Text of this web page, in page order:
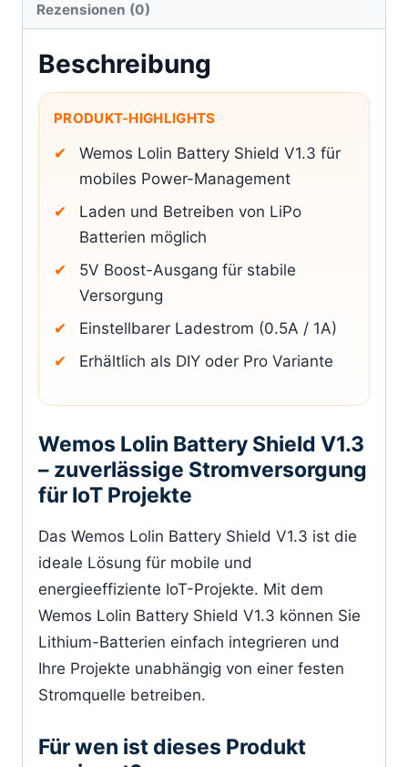
Rezensionen (0)
Beschreibung
PRODUKT-HIGHLIGHTS
Wemos Lolin Battery Shield V1.3 für
mobiles Power-Management
Laden und Betreiben von LiPo
Batterien möglich
5V Boost-Ausgang für stabile
Versorgung
Einstellbarer Ladestrom (0.5A / 1A)
Erhältlich als DIY oder Pro Variante
Wemos Lolin Battery Shield V1.3
– zuverlässige Stromversorgung
für IoT Projekte
Das Wemos Lolin Battery Shield V1.3 ist die
ideale Lösung für mobile und
energieeffiziente IoT-Projekte. Mit dem
Wemos Lolin Battery Shield V1.3 können Sie
Lithium-Batterien einfach integrieren und
Ihre Projekte unabhängig von einer festen
Stromquelle betreiben.
Für wen ist dieses Produkt